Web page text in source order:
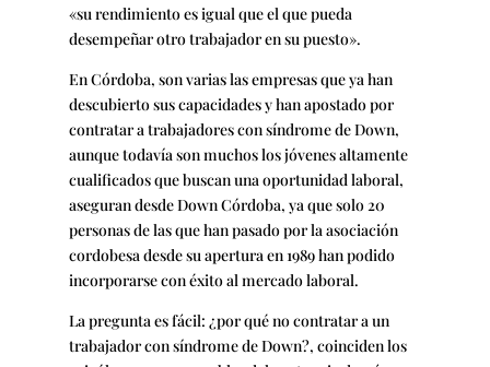
«su rendimiento es igual que el que pueda
desempeñar otro trabajador en su puesto».
En Córdoba, son varias las empresas que ya han
descubierto sus capacidades y han apostado por
contratar a trabajadores con síndrome de Down,
aunque todavía son muchos los jóvenes altamente
cualificados que buscan una oportunidad laboral,
aseguran desde Down Córdoba, ya que solo 20
personas de las que han pasado por la asociación
cordobesa desde su apertura en 1989 han podido
incorporarse con éxito al mercado laboral.
La pregunta es fácil: ¿por qué no contratar a un
trabajador con síndrome de Down?, coinciden los